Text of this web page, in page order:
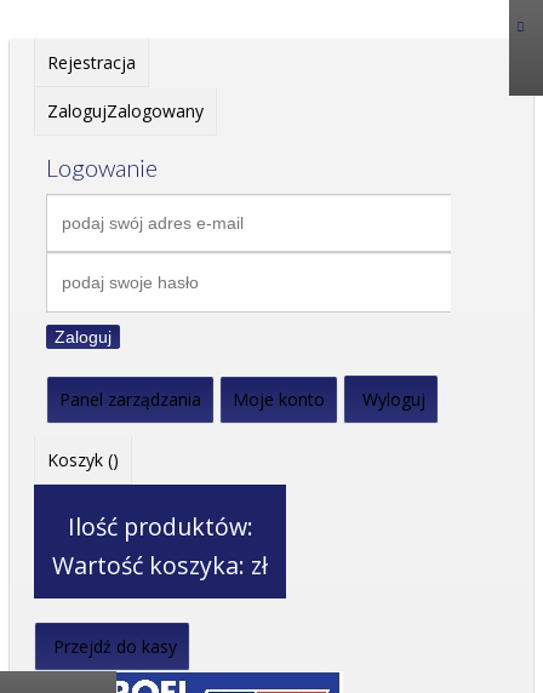
Rejestracja
ZalogujZalogowany
Logowanie
Zaloguj
Panel zarządzania Moje konto Wyloguj
Koszyk ()
Ilość produktów:
Wartość koszyka: zł
Przejdź do kasy